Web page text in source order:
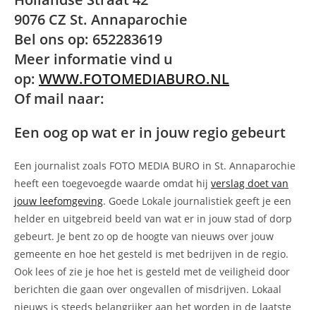
9076 CZ St. Annaparochie
Bel ons op: 652283619
Meer informatie vind u
op: WWW.FOTOMEDIABURO.NL
Of mail naar:
Een oog op wat er in jouw regio gebeurt
Een journalist zoals FOTO MEDIA BURO in St. Annaparochie
heeft een toegevoegde waarde omdat hij verslag doet van
jouw leefomgeving. Goede Lokale journalistiek geeft je een
helder en uitgebreid beeld van wat er in jouw stad of dorp
gebeurt. Je bent zo op de hoogte van nieuws over jouw
gemeente en hoe het gesteld is met bedrijven in de regio.
Ook lees of zie je hoe het is gesteld met de veiligheid door
berichten die gaan over ongevallen of misdrijven. Lokaal
nieuws is steeds belangrijker aan het worden in de laatste